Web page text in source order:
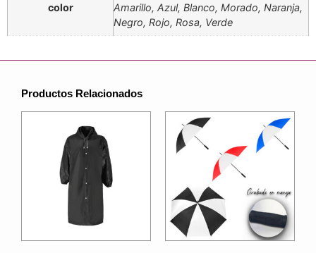
color
Amarillo, Azul, Blanco, Morado, Naranja,
Negro, Rojo, Rosa, Verde
Productos Relacionados